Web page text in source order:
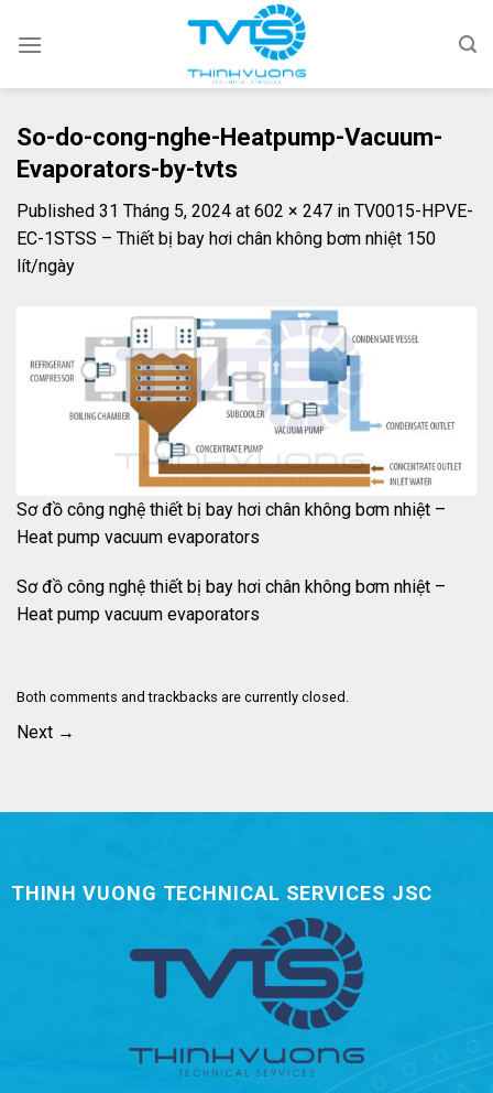
So-do-cong-nghe-Heatpump-Vacuum-
Evaporators-by-tvts
Published 31 Tháng 5, 2024 at 602 × 247 in TV0015-HPVE-
EC-1STSS – Thiết bị bay hơi chân không bơm nhiệt 150
lít/ngày
Sơ đồ công nghệ thiết bị bay hơi chân không bơm nhiệt –
Heat pump vacuum evaporators
Sơ đồ công nghệ thiết bị bay hơi chân không bơm nhiệt –
Heat pump vacuum evaporators
Both comments and trackbacks are currently closed.
Next →
THINH VUONG TECHNICAL SERVICES JSC